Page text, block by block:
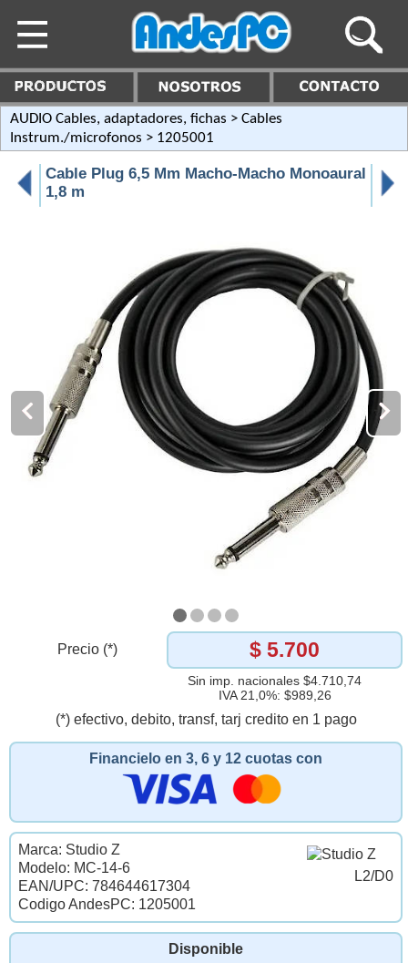
AUDIO Cables, adaptadores, fichas > Cables
Instrum./microfonos > 1205001
Cable Plug 6,5 Mm Macho-Macho Monoaural
1,8 m
Precio (*) $ 5.700
Sin imp. nacionales $4.710,74
IVA 21,0%: $989,26
(*) efectivo, debito, transf, tarj credito en 1 pago
Financielo en 3, 6 y 12 cuotas con
L2/D0
Marca: Studio Z
Modelo: MC-14-6
EAN/UPC: 784644617304
Codigo AndesPC: 1205001
Disponible